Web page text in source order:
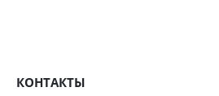
КОНТАКТЫ